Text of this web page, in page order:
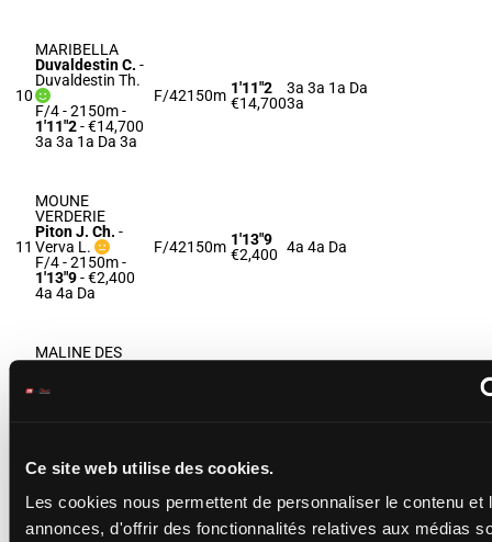
Ce site web utilise des cookies.
Les cookies nous permettent de personnaliser le contenu et
annonces, d'offrir des fonctionnalités relatives aux médias
10
MARIBELLA
Duvaldestin C. -
Duvaldestin Th.
F/4 - 2150m-
1'11"2- €14,700
3a 3a 1a Da 3a
F/42150m 1'11"2
€14,700
3a 3a 1a Da
3a
11
MOUNE
VERDERIE
Piton J. Ch. -
Verva L.
F/4 - 2150m-
1'13"9- €2,400
4a 4a Da
F/42150m 1'13"9
€2,400 4a 4a Da
MALINE DES
Lebarque V.
Da
D'AUBRIERE